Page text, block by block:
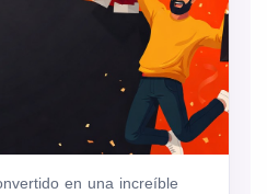
en una increíble